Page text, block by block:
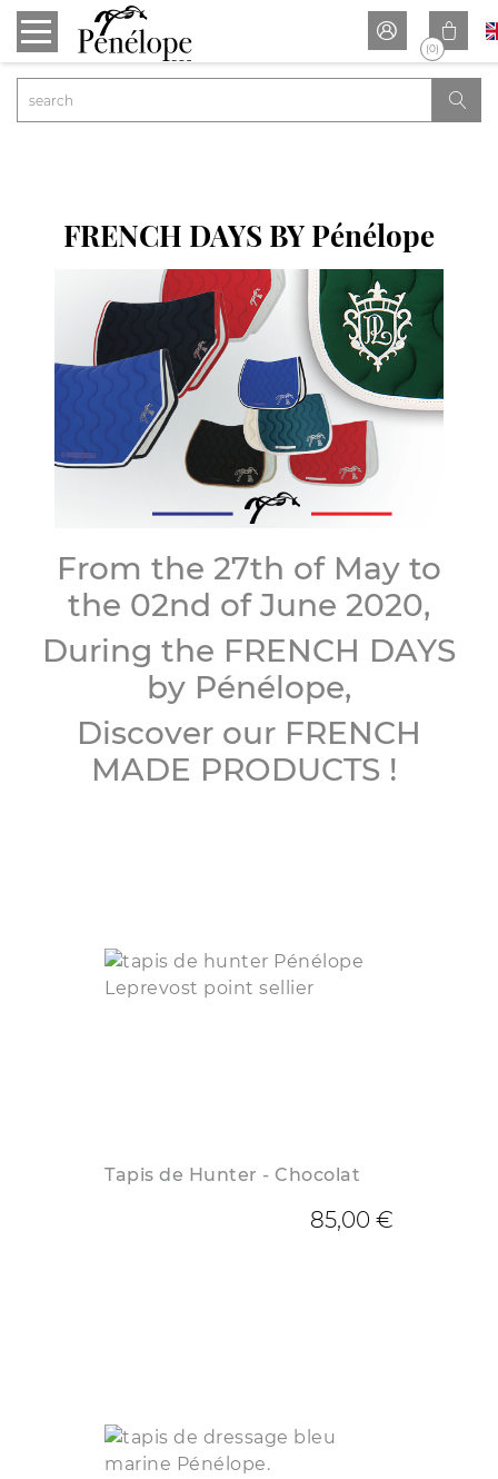
 
(0)

FRENCH DAYS BY Pénélope
From the 27th of May to
the 02nd of June 2020,
During the FRENCH DAYS
by Pénélope,
Discover our FRENCH
MADE PRODUCTS !
Tapis de Hunter - Chocolat
85,00 €